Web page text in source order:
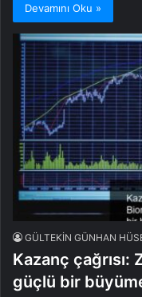
Devamını Oku »
GÜLTEKİN GÜNHAN
Kazanç
güçlü bir